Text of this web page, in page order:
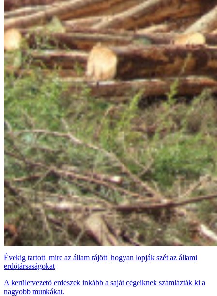
Évekig tartott, mire az állam rájött, hogyan lopják szét az állami
erdőtársaságokat
A kerületvezető erdészek inkább a saját cégeiknek számlázták ki a
nagyobb munkákat.